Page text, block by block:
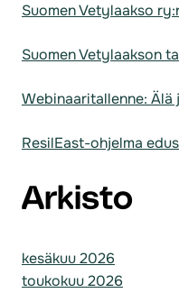
Suomen Vetylaakso
Suomen Vetylaakson
Webinaaritallenne:
ResilEast-ohjelma
Arkisto
kesäkuu 2026
toukokuu 2026